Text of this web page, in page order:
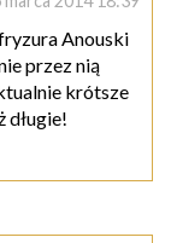
Anouski
przez nią
krótsze
długie!